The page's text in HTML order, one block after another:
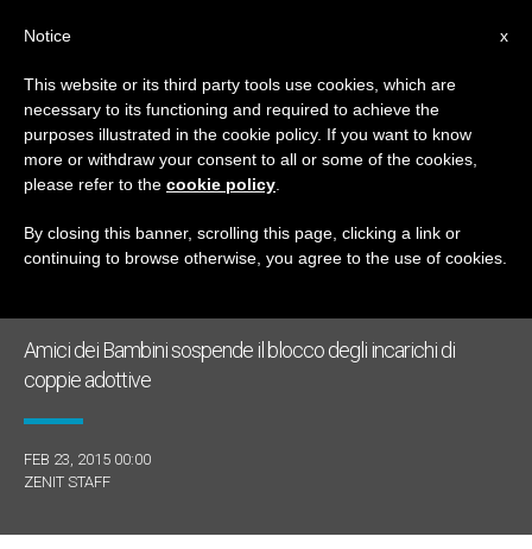
GIORNO
Febbraio 23rd, 2015
ULTIME NOTIZIE
Amici dei Bambini sospende il blocco degli incarichi di
coppie adottive
FEB 23, 2015 00:00
ZENIT STAFF
x
Notice
This website or its third party tools use cookies, which are
necessary to its functioning and required to achieve the
purposes illustrated in the cookie policy. If you want to know
more or withdraw your consent to all or some of the cookies,
please refer to the cookie policy
By closing this banner, scrolling this page, clicking a link or
continuing to browse otherwise, you agree to the use of cookies.